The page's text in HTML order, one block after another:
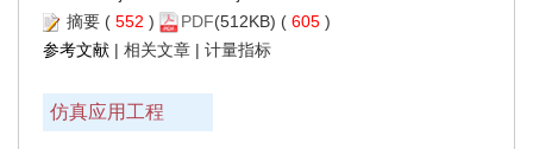
摘要 ( 552 ) PDF(512KB) ( 605 )
参考文献 | 相关文章 | 计量指标
仿真应用工程